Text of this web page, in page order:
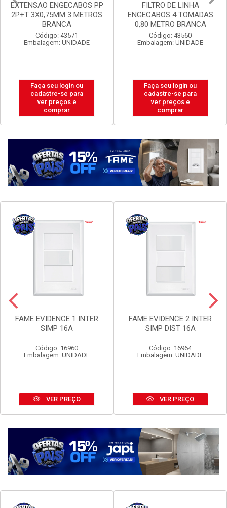
EXTENSAO ENGECABOS PP
2P+T 3X0,75MM 3 METROS
BRANCA
Código: 43571
Embalagem: UNIDADE
Faça seu login ou
cadastre-se para
ver preços e
comprar
FILTRO DE LINHA
ENGECABOS 4 TOMADAS
0,80 METRO BRANCA
Código: 43560
Embalagem: UNIDADE
Faça seu login ou
cadastre-se para
ver preços e
comprar
FAME EVIDENCE 1 INTER
SIMP 16A
Código: 16960
Embalagem: UNIDADE
VER PREÇO
FAME EVIDENCE 2 INTER
SIMP DIST 16A
Código: 16964
Embalagem: UNIDADE
VER PREÇO